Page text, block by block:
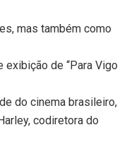
mas também como
de “Para Vigo
do cinema brasileiro,
codiretora do